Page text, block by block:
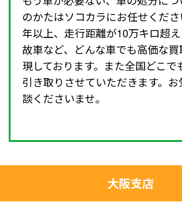
のかたはソコカラにお任せくだ
年以上、走行距離が10万キロ超
故車など、どんな車でも高価な
現しております。また全国どこで
引き取りさせていただきます。
談くださいませ。
大阪支店